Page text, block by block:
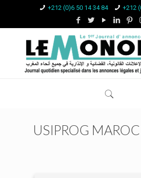
+212 (0)6 50 14 34 84 +212
USIPROG MAROC